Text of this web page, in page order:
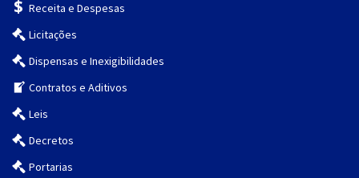
Receita e Despesas
Licitações
Dispensas e Inexigibilidades
Contratos e Aditivos
Leis
Decretos
Portarias